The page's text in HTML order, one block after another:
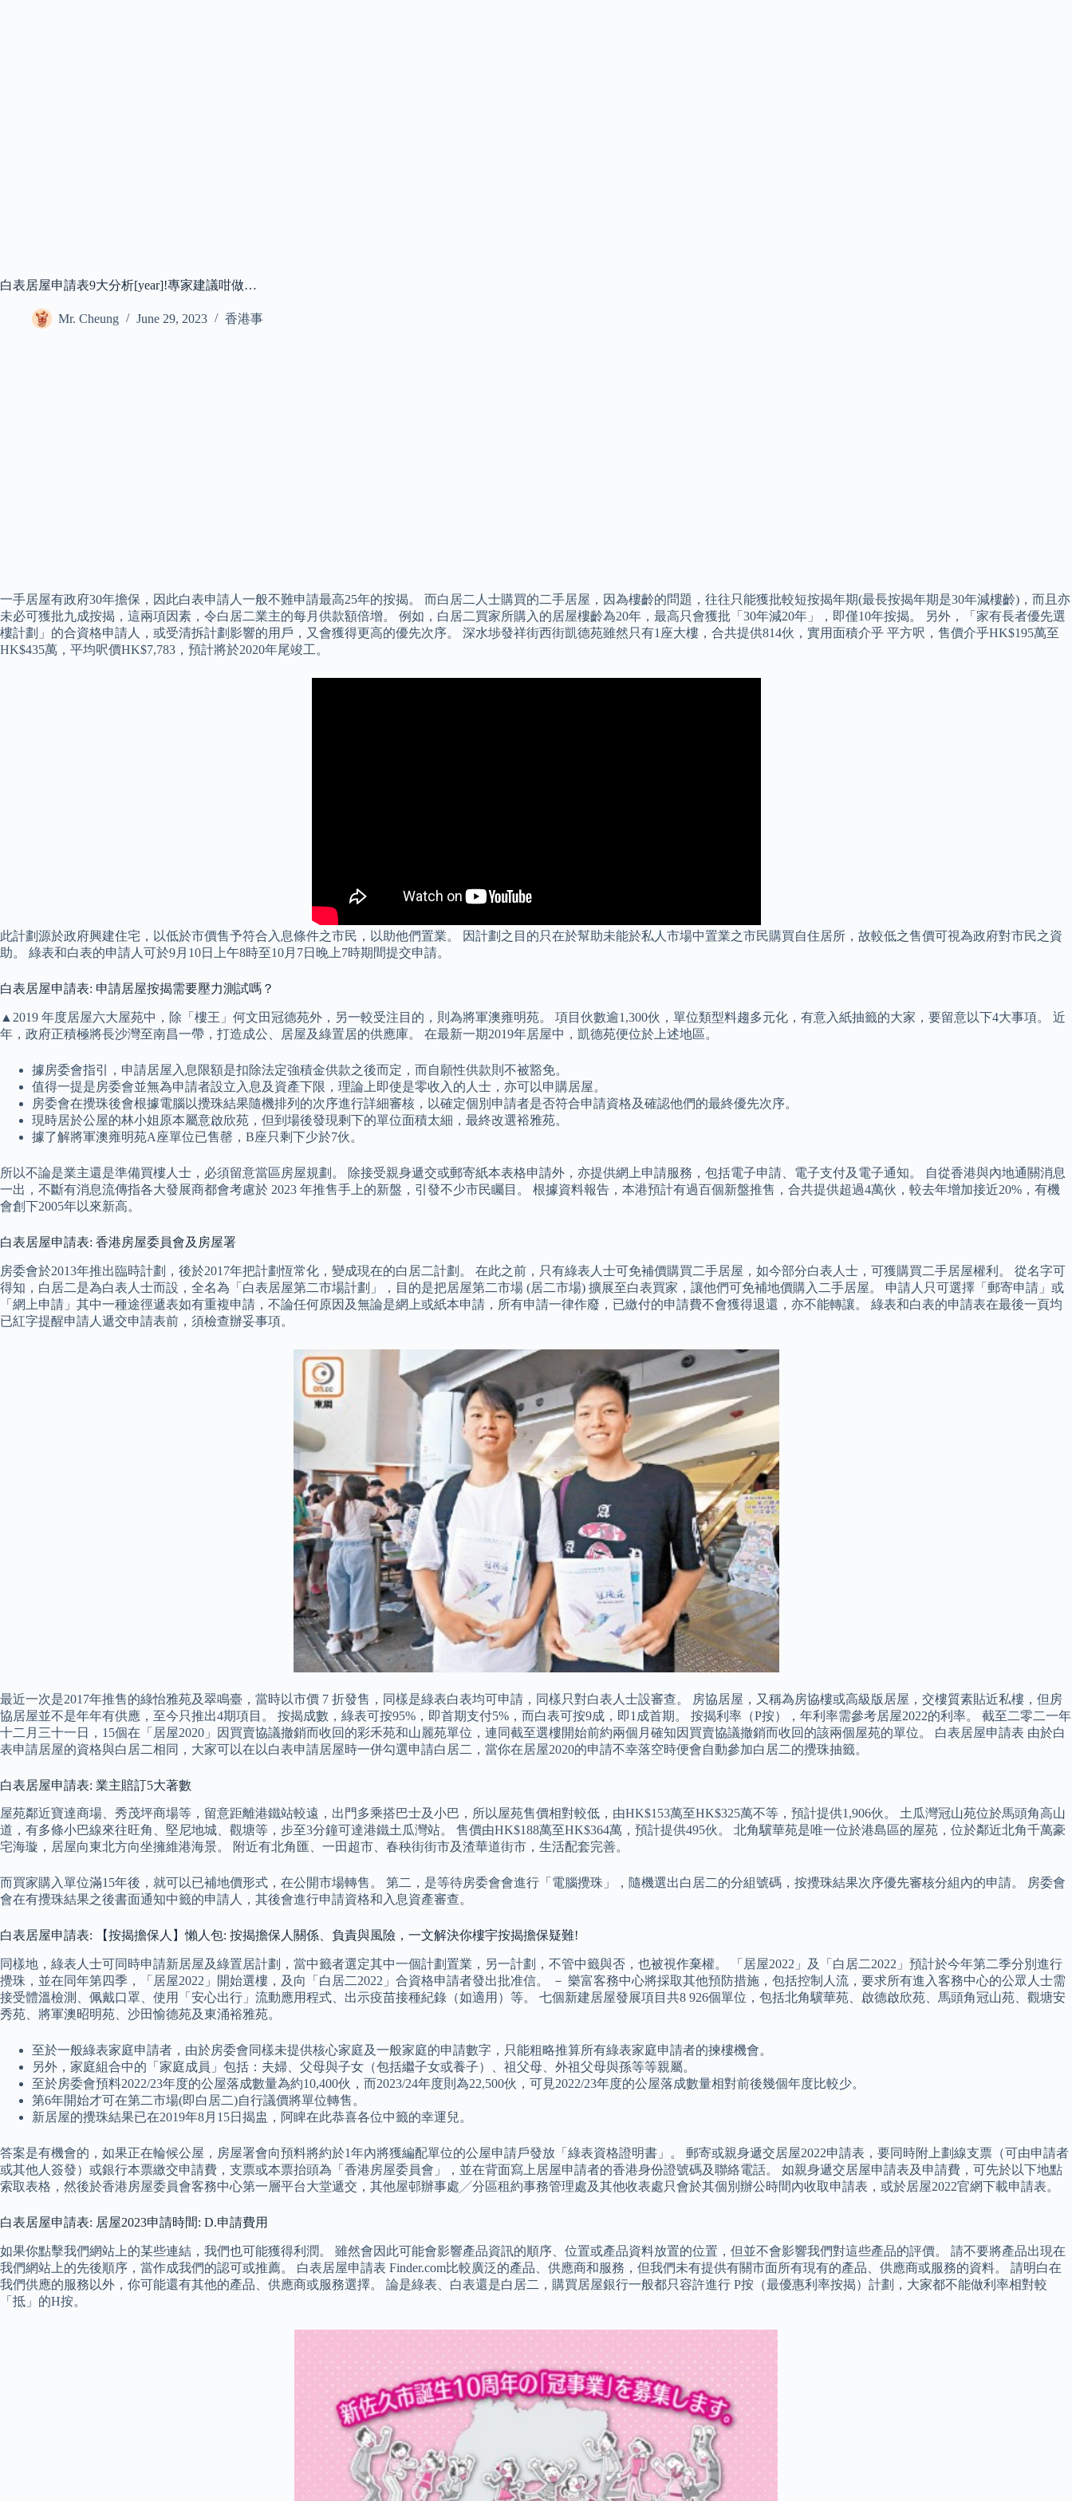
白表居屋申請表9大分析[year]!專家建議咁做…
Mr. Cheung June 29, 2023 香港事
一手居屋有政府30年擔保，因此白表申請人一般不難申請最高25年的按揭。 而白居二人士購買的二手居屋，因為樓齡的問題，往往只能獲批較短按揭年期(最長按揭年期是30年減樓齡)，而且亦
未必可獲批九成按揭，這兩項因素，令白居二業主的每月供款額倍增。 例如，白居二買家所購入的居屋樓齡為20年，最高只會獲批「30年減20年」，即僅10年按揭。 另外，「家有長者優先選
樓計劃」的合資格申請人，或受清拆計劃影響的用戶，又會獲得更高的優先次序。 深水埗發祥街西街凱德苑雖然只有1座大樓，合共提供814伙，實用面積介乎 平方呎，售價介乎HK$195萬至
HK$435萬，平均呎價HK$7,783，預計將於2020年尾竣工。
此計劃源於政府興建住宅，以低於市價售予符合入息條件之市民，以助他們置業。 因計劃之目的只在於幫助未能於私人市場中置業之市民購買自住居所，故較低之售價可視為政府對市民之資
助。 綠表和白表的申請人可於9月10日上午8時至10月7日晚上7時期間提交申請。
白表居屋申請表: 申請居屋按揭需要壓力測試嗎？
▲2019 年度居屋六大屋苑中，除「樓王」何文田冠德苑外，另一較受注目的，則為將軍澳雍明苑。 項目伙數逾1,300伙，單位類型料趨多元化，有意入紙抽籤的大家，要留意以下4大事項。 近
年，政府正積極將長沙灣至南昌一帶，打造成公、居屋及綠置居的供應庫。 在最新一期2019年居屋中，凱德苑便位於上述地區。
據房委會指引，申請居屋入息限額是扣除法定強積金供款之後而定，而自願性供款則不被豁免。
值得一提是房委會並無為申請者設立入息及資產下限，理論上即使是零收入的人士，亦可以申購居屋。
房委會在攪珠後會根據電腦以攪珠結果隨機排列的次序進行詳細審核，以確定個別申請者是否符合申請資格及確認他們的最終優先次序。
現時居於公屋的林小姐原本屬意啟欣苑，但到場後發現剩下的單位面積太細，最終改選裕雅苑。
據了解將軍澳雍明苑A座單位已售罄，B座只剩下少於7伙。
所以不論是業主還是準備買樓人士，必須留意當區房屋規劃。 除接受親身遞交或郵寄紙本表格申請外，亦提供網上申請服務，包括電子申請、電子支付及電子通知。 自從香港與內地通關消息
一出，不斷有消息流傳指各大發展商都會考慮於 2023 年推售手上的新盤，引發不少市民矚目。 根據資料報告，本港預計有過百個新盤推售，合共提供超過4萬伙，較去年增加接近20%，有機
會創下2005年以來新高。
白表居屋申請表: 香港房屋委員會及房屋署
房委會於2013年推出臨時計劃，後於2017年把計劃恆常化，變成現在的白居二計劃。 在此之前，只有綠表人士可免補價購買二手居屋，如今部分白表人士，可獲購買二手居屋權利。 從名字可
得知，白居二是為白表人士而設，全名為「白表居屋第二市場計劃」，目的是把居屋第二市場 (居二市場) 擴展至白表買家，讓他們可免補地價購入二手居屋。 申請人只可選擇「郵寄申請」或
「網上申請」其中一種途徑遞表如有重複申請，不論任何原因及無論是網上或紙本申請，所有申請一律作廢，已繳付的申請費不會獲得退還，亦不能轉讓。 綠表和白表的申請表在最後一頁均
已紅字提醒申請人遞交申請表前，須檢查辦妥事項。
最近一次是2017年推售的綠怡雅苑及翠鳴臺，當時以市價 7 折發售，同樣是綠表白表均可申請，同樣只對白表人士設審查。 房協居屋，又稱為房協樓或高級版居屋，交樓質素貼近私樓，但房
協居屋並不是年年有供應，至今只推出4期項目。 按揭成數，綠表可按95%，即首期支付5%，而白表可按9成，即1成首期。 按揭利率（P按），年利率需參考居屋2022的利率。 截至二零二一年
十二月三十一日，15個在「居屋2020」因買賣協議撤銷而收回的彩禾苑和山麗苑單位，連同截至選樓開始前約兩個月確知因買賣協議撤銷而收回的該兩個屋苑的單位。 白表居屋申請表 由於白
表申請居屋的資格與白居二相同，大家可以在以白表申請居屋時一併勾選申請白居二，當你在居屋2020的申請不幸落空時便會自動參加白居二的攪珠抽籤。
白表居屋申請表: 業主賠訂5大著數
屋苑鄰近寶達商場、秀茂坪商場等，留意距離港鐵站較遠，出門多乘搭巴士及小巴，所以屋苑售價相對較低，由HK$153萬至HK$325萬不等，預計提供1,906伙。 土瓜灣冠山苑位於馬頭角高山
道，有多條小巴線來往旺角、堅尼地城、觀塘等，步至3分鐘可達港鐵土瓜灣站。 售價由HK$188萬至HK$364萬，預計提供495伙。 北角驥華苑是唯一位於港島區的屋苑，位於鄰近北角千萬豪
宅海璇，居屋向東北方向坐擁維港海景。 附近有北角匯、一田超市、春秧街街市及渣華道街市，生活配套完善。
而買家購入單位滿15年後，就可以已補地價形式，在公開市場轉售。 第二，是等待房委會會進行「電腦攪珠」，隨機選出白居二的分組號碼，按攪珠結果次序優先審核分組內的申請。 房委會
會在有攪珠結果之後書面通知中籤的申請人，其後會進行申請資格和入息資產審查。
白表居屋申請表: 【按揭擔保人】懶人包: 按揭擔保人關係、負責與風險，一文解決你樓宇按揭擔保疑難!
同樣地，綠表人士可同時申請新居屋及綠置居計劃，當中籤者選定其中一個計劃置業，另一計劃，不管中籤與否，也被視作棄權。 「居屋2022」及「白居二2022」預計於今年第二季分別進行
攪珠，並在同年第四季，「居屋2022」開始選樓，及向「白居二2022」合資格申請者發出批准信。 － 樂富客務中心將採取其他預防措施，包括控制人流，要求所有進入客務中心的公眾人士需
接受體溫檢測、佩戴口罩、使用「安心出行」流動應用程式、出示疫苗接種紀錄（如適用）等。 七個新建居屋發展項目共8 926個單位，包括北角驥華苑、啟德啟欣苑、馬頭角冠山苑、觀塘安
秀苑、將軍澳昭明苑、沙田愉德苑及東涌裕雅苑。
至於一般綠表家庭申請者，由於房委會同樣未提供核心家庭及一般家庭的申請數字，只能粗略推算所有綠表家庭申請者的揀樓機會。
另外，家庭組合中的「家庭成員」包括：夫婦、父母與子女（包括繼子女或養子）、祖父母、外祖父母與孫等等親屬。
至於房委會預料2022/23年度的公屋落成數量為約10,400伙，而2023/24年度則為22,500伙，可見2022/23年度的公屋落成數量相對前後幾個年度比較少。
第6年開始才可在第二市場(即白居二)自行議價將單位轉售。
新居屋的攪珠結果已在2019年8月15日揭盅，阿睥在此恭喜各位中籤的幸運兒。
答案是有機會的，如果正在輪候公屋，房屋署會向預料將約於1年內將獲編配單位的公屋申請戶發放「綠表資格證明書」。 郵寄或親身遞交居屋2022申請表，要同時附上劃線支票（可由申請者
或其他人簽發）或銀行本票繳交申請費，支票或本票抬頭為「香港房屋委員會」，並在背面寫上居屋申請者的香港身份證號碼及聯絡電話。 如親身遞交居屋申請表及申請費，可先於以下地點
索取表格，然後於香港房屋委員會客務中心第一層平台大堂遞交，其他屋邨辦事處╱分區租約事務管理處及其他收表處只會於其個別辦公時間內收取申請表，或於居屋2022官網下載申請表。
白表居屋申請表: 居屋2023申請時間: D.申請費用
如果你點擊我們網站上的某些連結，我們也可能獲得利潤。 雖然會因此可能會影響產品資訊的順序、位置或產品資料放置的位置，但並不會影響我們對這些產品的評價。 請不要將產品出現在
我們網站上的先後順序，當作成我們的認可或推薦。 白表居屋申請表 Finder.com比較廣泛的產品、供應商和服務，但我們未有提供有關市面所有現有的產品、供應商或服務的資料。 請明白在
我們供應的服務以外，你可能還有其他的產品、供應商或服務選擇。 論是綠表、白表還是白居二，購買居屋銀行一般都只容許進行 P按（最優惠利率按揭）計劃，大家都不能做利率相對較
「抵」的H按。